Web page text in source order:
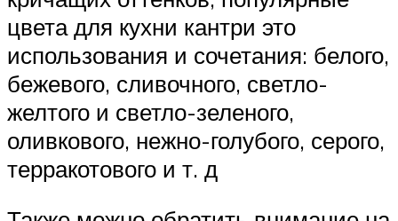
цвета для кухни кантри это
использования и сочетания: белого,
бежевого, сливочного, светло-
желтого и светло-зеленого,
оливкового, нежно-голубого, серого,
терракотового и т. д